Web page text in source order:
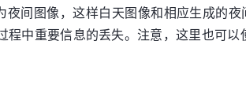
间图像，这样白天图像和相应生成的
中重要信息的丢失。注意，这里也可以